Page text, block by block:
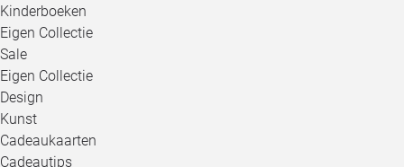
Kinderboeken
Eigen Collectie
Sale
Eigen Collectie
Design
Kunst
Cadeaukaarten
Cadeautips